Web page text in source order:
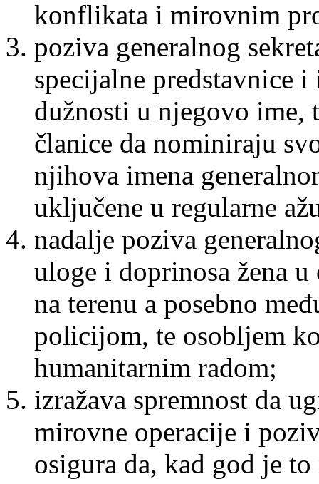
konflikata i mirovnim
poziva generalnog
specijalne predstavnice
dužnosti u njegovo ime,
članice da nominiraju
njihova imena
uključene u regularne
nadalje poziva
uloge i doprinosa žena
na terenu a posebno
policijom, te osobljem
humanitarnim radom;
izražava spremnost da
mirovne operacije i
osigura da, kad god je